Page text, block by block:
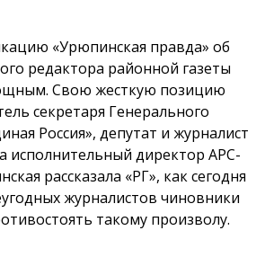
«Урюпинская правда» об
редактора районной газеты
Свою жесткую позицию
секретаря Генерального
Россия», депутат и журналист
исполнительный директор АРС-
рассказала «РГ», как сегодня
журналистов чиновники
такому произволу.